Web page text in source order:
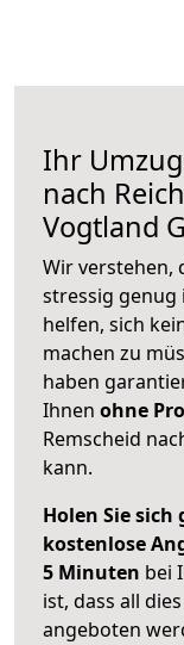
Ihr
nach
Vogtland
Wir verstehen,
stressig genug
helfen, sich
machen zu
haben
Ihnen ohne
Remscheid
kann.
Holen Sie
kostenlose
5 Minuten bei
ist, dass all
angeboten